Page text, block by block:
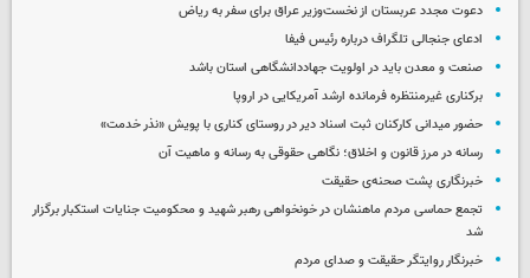
دعوت مجدد عربستان از نخست‌وزیر عراق برای سفر به ریاض
ادعای جنجالی تلگراف درباره رئیس فیفا
صنعت و معدن باید در اولویت جهاددانشگاهی استان باشد
برکناری غیرمنتظره فرمانده ارشد آمریکایی در اروپا
حضور میدانی کارکنان ثبت اسناد دیر در روستای کناری با پویش «نذر خدمت»
رسانه در مرز قانون و اخلاق؛ نگاهی حقوقی به رسانه و ماهیت آن
خبرنگاری پشت صحنه‌ی حقیقت
تجمع حماسی مردم ماهنشان در خونخواهی رهبر شهید و محکومیت جنایات استکبار برگزار
شد
خبرنگار روایتگر حقیقت و صدای مردم